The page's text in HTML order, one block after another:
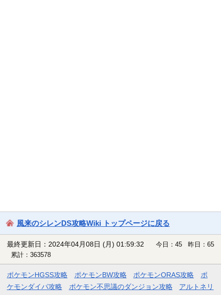
風来のシレンDS攻略Wiki トップページに戻る
最終更新日：2024年04月08日 (月) 01:59:32
今日：45 昨日：65
累計：363578
ポケモンHGSS攻略 ポケモンBW攻略 ポケモンORAS攻略
ポ
ケモンダイパ攻略
ポケモン不思議のダンジョン攻略
アルトネリ